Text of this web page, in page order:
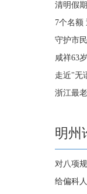
清明假
7个名额
守护市
咸祥63
走近"无
浙江最
明州
对八项
给偏科